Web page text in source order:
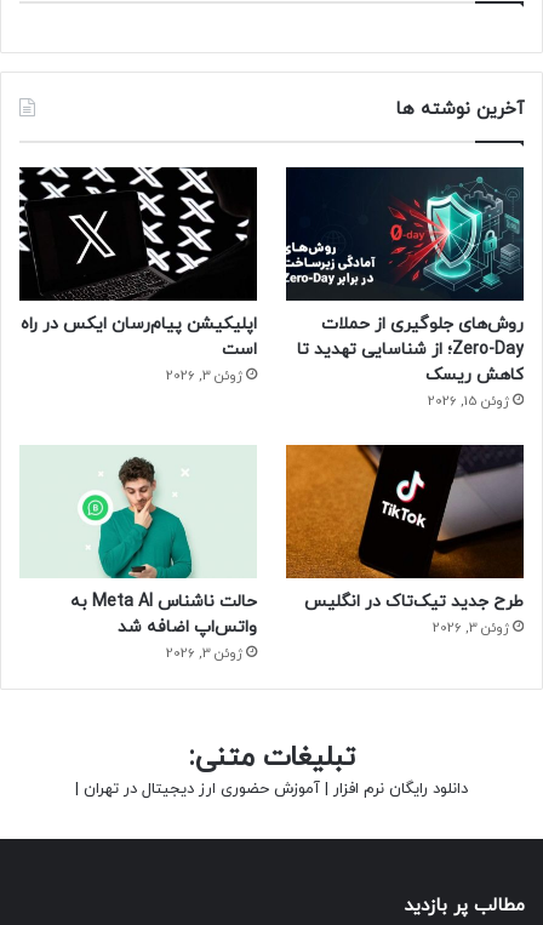
آخرین نوشته ها
روش‌های جلوگیری از حملات
Zero-Day؛ از شناسایی تهدید تا
کاهش ریسک
ژوئن 15, 2026
اپلیکیشن پیام‌رسان ایکس در راه
است
ژوئن 3, 2026
طرح جدید تیک‌تاک در انگلیس
ژوئن 3, 2026
حالت ناشناس Meta AI به
واتس‌اپ اضافه شد
ژوئن 3, 2026
تبلیغات متنی:
دانلود رایگان نرم افزار | آموزش حضوری ارز دیجیتال در تهران |
مطالب پر بازدید